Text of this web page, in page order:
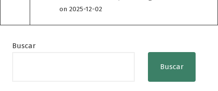
on 2025-12-02
Buscar
Buscar